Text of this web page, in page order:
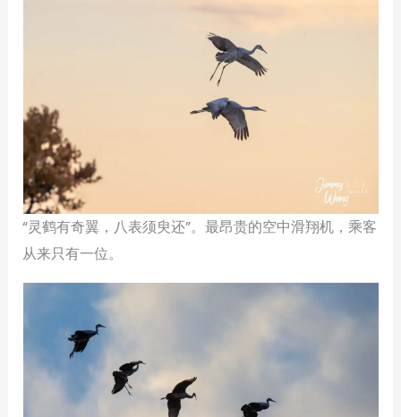
“灵鹤有奇翼，八表须臾还”。最昂贵的空中滑翔机，乘客
从来只有一位。